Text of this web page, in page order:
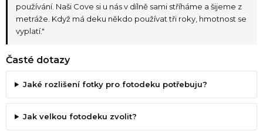
používání. Naši Cove si u nás v dílně sami stříháme a šijeme z
metráže. Když má deku někdo používat tři roky, hmotnost se
vyplatí."
Časté dotazy
Jaké rozlišení fotky pro fotodeku potřebuju?
Jak velkou fotodeku zvolit?